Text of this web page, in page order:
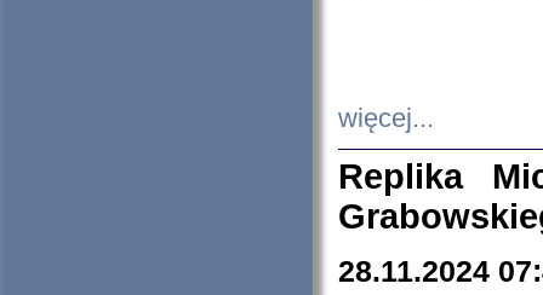
więcej...
Replika
28.11.2024